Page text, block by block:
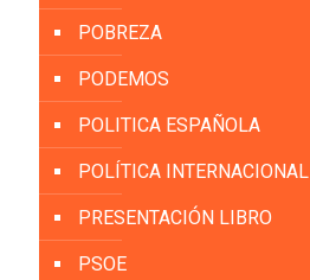
POBREZA
PODEMOS
POLITICA ESPAÑOLA
POLÍTICA INTERNACIONAL
PRESENTACIÓN LIBRO
PSOE